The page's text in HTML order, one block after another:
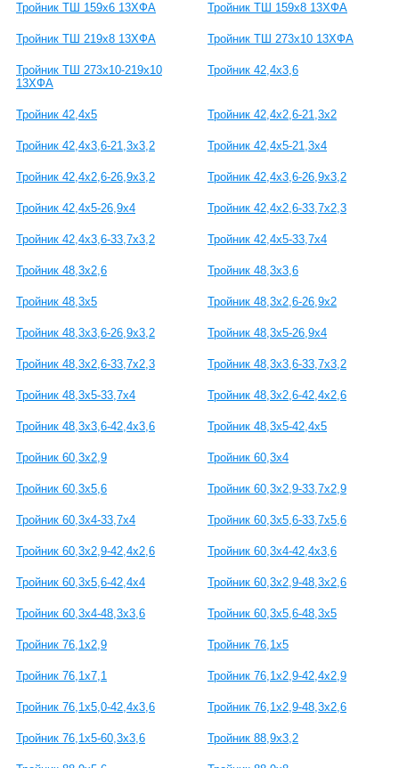
Тройник ТШ 159х6 13ХФА Тройник ТШ 159х8 13ХФА
Тройник ТШ 219х8 13ХФА Тройник ТШ 273х10 13ХФА
Тройник ТШ 273х10-219х10
13ХФА
Тройник 42,4x3,6
Тройник 42,4x5 Тройник 42,4x2,6-21,3x2
Тройник 42,4x3,6-21,3x3,2 Тройник 42,4x5-21,3x4
Тройник 42,4x2,6-26,9x3,2 Тройник 42,4x3,6-26,9x3,2
Тройник 42,4x5-26,9x4 Тройник 42,4x2,6-33,7x2,3
Тройник 42,4x3,6-33,7x3,2 Тройник 42,4x5-33,7x4
Тройник 48,3x2,6 Тройник 48,3x3,6
Тройник 48,3x5 Тройник 48,3x2,6-26,9x2
Тройник 48,3x3,6-26,9x3,2 Тройник 48,3x5-26,9x4
Тройник 48,3x2,6-33,7x2,3 Тройник 48,3x3,6-33,7x3,2
Тройник 48,3x5-33,7x4 Тройник 48,3x2,6-42,4x2,6
Тройник 48,3x3,6-42,4x3,6 Тройник 48,3x5-42,4x5
Тройник 60,3x2,9 Тройник 60,3x4
Тройник 60,3x5,6 Тройник 60,3x2,9-33,7x2,9
Тройник 60,3x4-33,7x4 Тройник 60,3x5,6-33,7x5,6
Тройник 60,3x2,9-42,4x2,6 Тройник 60,3x4-42,4x3,6
Тройник 60,3x5,6-42,4x4 Тройник 60,3x2,9-48,3x2,6
Тройник 60,3x4-48,3x3,6 Тройник 60,3x5,6-48,3x5
Тройник 76,1х2,9 Тройник 76,1х5
Тройник 76,1х7,1 Тройник 76,1х2,9-42,4х2,9
Тройник 76,1х5,0-42,4х3,6 Тройник 76,1х2,9-48,3х2,6
Тройник 76,1х5-60,3х3,6 Тройник 88,9х3,2